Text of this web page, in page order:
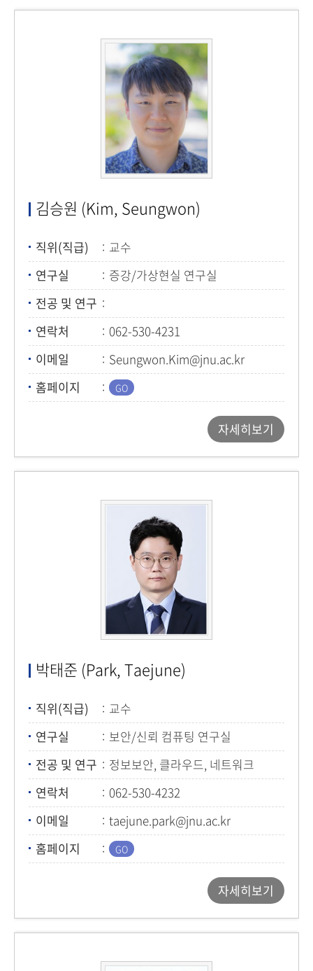
김승원 (Kim, Seungwon)
직위(직급)
교수
연구실
증강/가상현실 연구실
전공 및 연구
연락처
062-530-4231
이메일
Seungwon.Kim@jnu.ac.kr
홈페이지
자세히보기
박태준 (Park, Taejune)
직위(직급)
교수
연구실
보안/신뢰 컴퓨팅 연구실
전공 및 연구
정보보안, 클라우드, 네트워크
연락처
062-530-4232
이메일
taejune.park@jnu.ac.kr
홈페이지
자세히보기